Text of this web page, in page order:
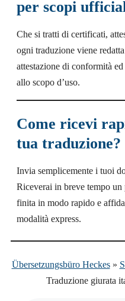
per scopi
Che si tratti di certificati,
ogni traduzione viene
attestazione di conformità
allo scopo d’uso.
Come ricevi
tua traduzione?
Invia semplicemente i tuoi
Riceverai in breve tempo
finita in modo rapido e
modalità express.
Übersetzungsbüro Heckes»
Traduzione giurata